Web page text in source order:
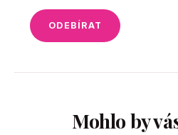
ODEBÍRAT
Mohlo by